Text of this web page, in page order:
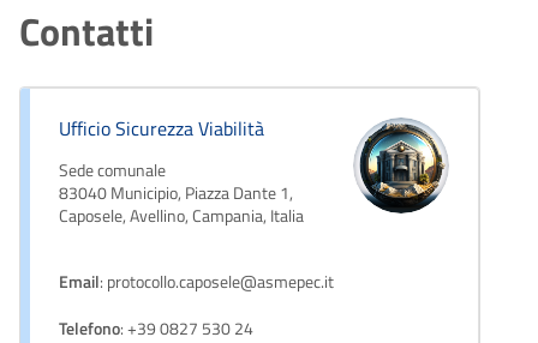
Contatti
Ufficio Sicurezza Viabilità
Sede comunale
83040 Municipio, Piazza Dante 1,
Caposele, Avellino, Campania, Italia
Email: protocollo.caposele@asmepec.it
Telefono: +39 0827 530 24